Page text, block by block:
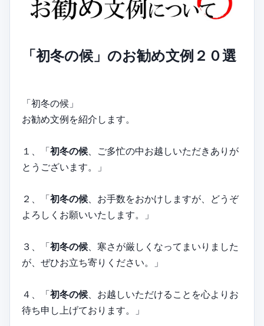
「初冬の候」のお勧め文例２０選
「初冬の候」
お勧め文例を紹介します。
１、「初冬の候、ご多忙の中お越しいただきありが
とうございます。」
２、「初冬の候、お手数をおかけしますが、どうぞ
よろしくお願いいたします。」
３、「初冬の候、寒さが厳しくなってまいりました
が、ぜひお立ち寄りください。」
４、「初冬の候、お越しいただけることを心よりお
待ち申し上げております。」